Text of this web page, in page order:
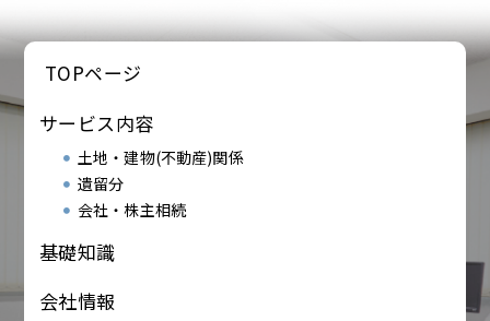
TOPページ
サービス内容
土地・建物(不動産)関係
遺留分
会社・株主相続
基礎知識
会社情報